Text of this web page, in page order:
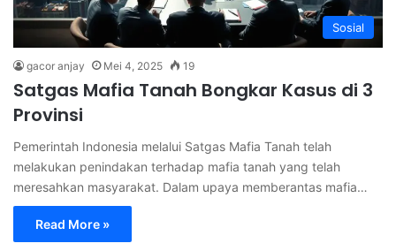
Sosial
gacor anjay Mei 4, 2025 19
Satgas Mafia Tanah Bongkar Kasus di 3
Provinsi
Pemerintah Indonesia melalui Satgas Mafia Tanah telah
melakukan penindakan terhadap mafia tanah yang telah
meresahkan masyarakat. Dalam upaya memberantas mafia…
Read More »